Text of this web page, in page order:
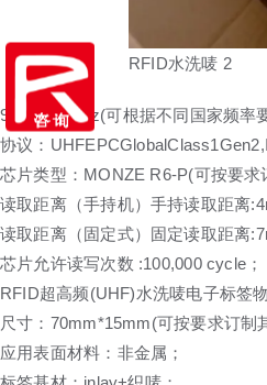
RFID水洗唛 2
920~925MHz(可根据不同国家频率
协议：
芯片类型：MONZE R6-P(可按要求
读取距离（手持机）手持读取距离
读取距离（固定式）固定读取距离
芯片允许读写次数 :100,000 cycle；
RFID超高频(UHF)水洗唛电子标签
尺寸：70mm*15mm(可按要求订制
应用表面材料：非金属；